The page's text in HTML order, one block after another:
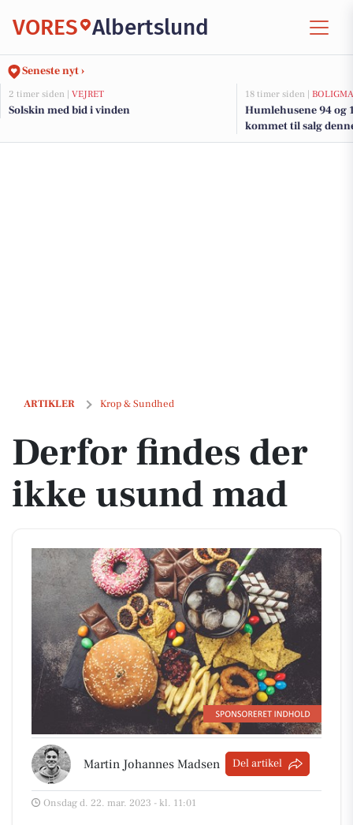
VORES Albertslund
Seneste nyt ›
2 timer siden | VEJRET
Solskin med bid i vinden
18 timer siden |
Humlehusene 94 og
kommet til salg
boligerne her.
ARTIKLER Krop & Sundhed
Derfor findes der ikke usund mad
Derfor findes der
ikke usund mad
Martin Johannes Madsen Del artikel
Onsdag d. 22. mar. 2023 - kl. 11:01